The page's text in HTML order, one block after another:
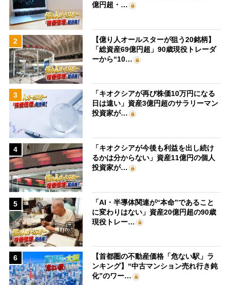
億円超・…
2
【億り人オールスターが狙う20銘柄】
「総資産69億円超」90歳現役トレーダ
ーから“10…
3
「キオクシアが再び株価10万円になる
日は遠い」資産3億円超のサラリーマン
投資家が…
4
「キオクシアが今後も利益を出し続け
るかは分からない」資産11億円の個人
投資家が…
5
「AI・半導体関連が“本命”であること
に変わりはない」資産20億円超の90歳
現役トレー…
6
【首都圏の不動産価格「危ない駅」ラ
ンキング】“中古マンション売れ行き鈍
化”のワー…